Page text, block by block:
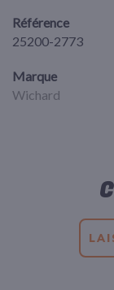
Référence
25200-2773
Marque
Wichard